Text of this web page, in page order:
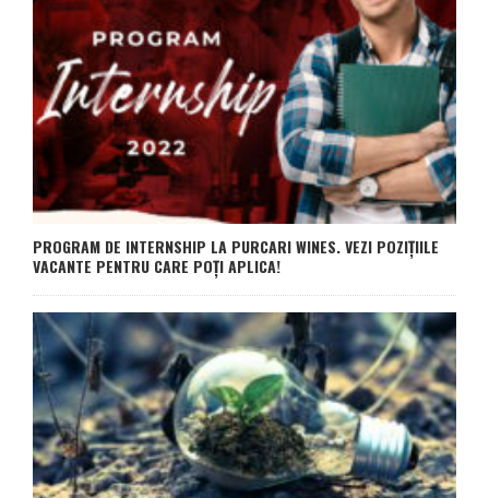
PROGRAM DE INTERNSHIP LA PURCARI WINES. VEZI POZIȚIILE
VACANTE PENTRU CARE POȚI APLICA!